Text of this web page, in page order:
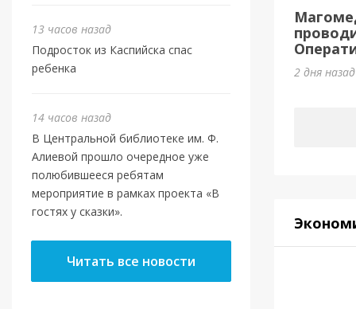
13 часов назад
Подросток из Каспийска спас
ребенка
14 часов назад
В Центральной библиотеке им. Ф.
Алиевой прошло очередное уже
полюбившееся ребятам
мероприятие в рамках проекта «В
гостях у сказки».
Читать все новости
2 дня